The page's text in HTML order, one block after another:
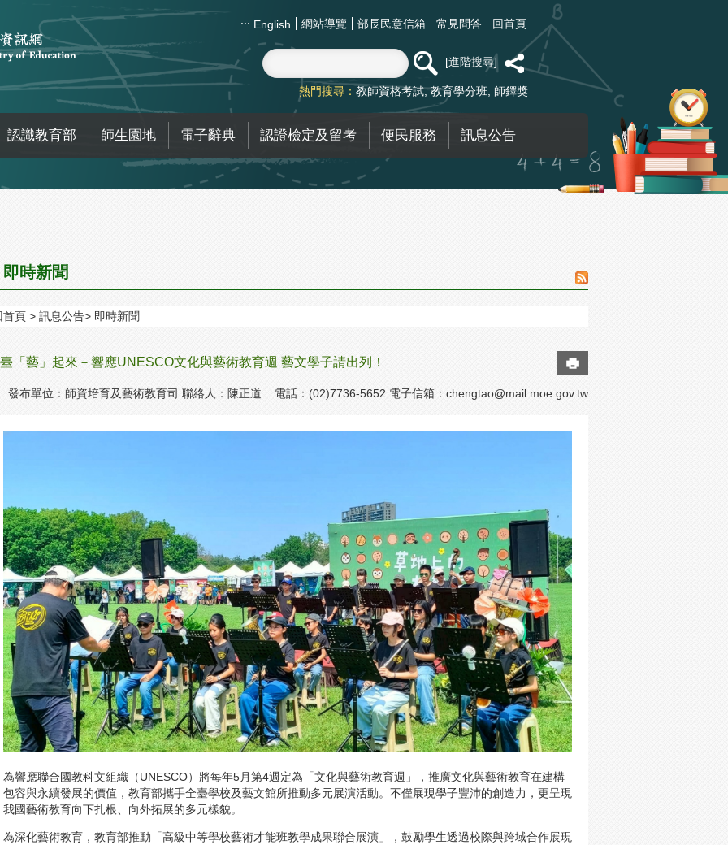
::: English 網站導覽 部長民意信箱 常見問答 回首頁
進階搜尋
熱門搜尋： 教師資格考試 教育學分班 師鐸獎
認識教育部 師生園地 電子辭典 認證檢定及留考 便民服務 訊息公告
即時新聞
首頁 訊息公告 即時新聞
「藝」起來－響應UNESCO文化與藝術教育週 藝文學子請出列！
發布單位：師資培育及藝術教育司 聯絡人：陳正道 電話：(02)7736-5652 電子信箱： chengtao@mail.moe.gov.tw
為響應聯合國教科文組織（UNESCO）將每年5月第4週定為「文化與藝術教育週」，推廣文化與藝術教育在建構
包容與永續發展的價值，教育部攜手全臺學校及藝文館所推動多元展演活動。不僅展現學子豐沛的創造力，更呈現
我國藝術教育向下扎根、向外拓展的多元樣貌。
為深化藝術教育，教育部推動「高級中等學校藝術才能班教學成果聯合展演」，鼓勵學生透過校際與跨域合作展現